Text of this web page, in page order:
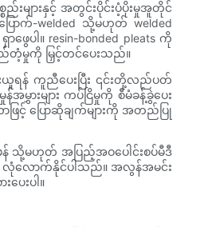
များနှင့် အတွင်းပိုင်းပံ့ပိုးမှုအူတိုင်
ြောက်-welded သို့မဟုတ် welded
ေပါ။ resin-bonded pleats ကို
ည်တံ့မှုကို မြှင့်တင်ပေးသည်။
ယူရန် ကူညီပေးပြီး ၎င်းတို့လည်ပတ်
းများ ကပ်ငြိမှုကို စီမံခန့်ခွဲပေး
ြင့် ပြောဆိုချက်များကို အတည်ပြု
ဖန် သို့မဟုတ် အပြည့်အဝပေါင်းစပ်မီဒီ
လုံလောက်နိုင်ပါသည်။ အလွန်အမင်း
ေးပါ။